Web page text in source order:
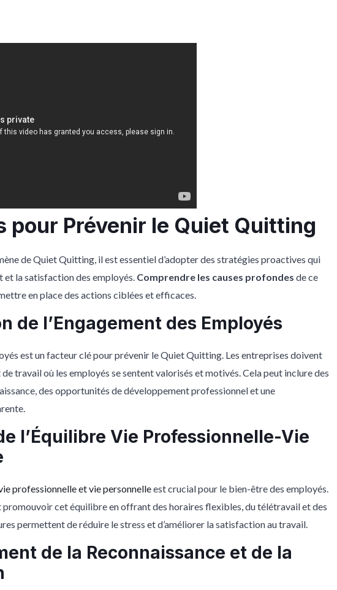
pour Prévenir le Quiet Quitting
de Quiet Quitting, il est essentiel d’adopter des stratégies proactives qui
et la satisfaction des employés. Comprendre les causes profondes de ce
en place des actions ciblées et efficaces.
de l’Engagement des Employés
est un facteur clé pour prévenir le Quiet Quitting. Les entreprises doivent
travail où les employés se sentent valorisés et motivés. Cela peut inclure des
des opportunités de développement professionnel et une
l’Équilibre Vie Professionnelle-Vie
professionnelle et vie personnelleest crucial pour le bien-être des employés.
promouvoir cet équilibre en offrant des horaires flexibles, du télétravail et des
permettent de réduire le stress et d’améliorer la satisfaction au travail.
de la Reconnaissance et de la